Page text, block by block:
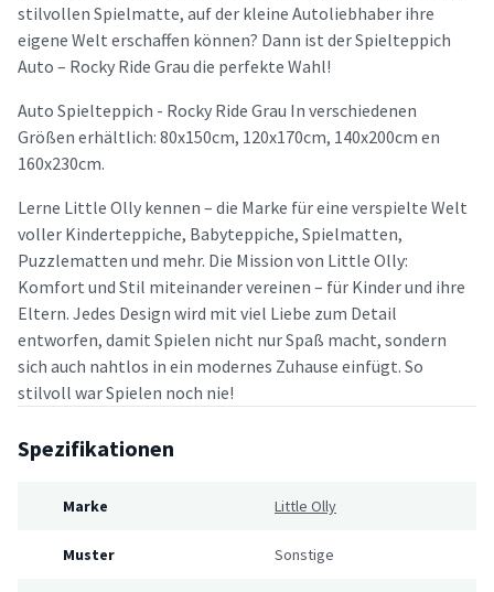
stilvollen Spielmatte, auf der kleine Autoliebhaber ihre
eigene Welt erschaffen können? Dann ist der Spielteppich
Auto – Rocky Ride Grau die perfekte Wahl!
Auto Spielteppich - Rocky Ride Grau In verschiedenen
Größen erhältlich: 80x150cm, 120x170cm, 140x200cm en
160x230cm.
Lerne Little Olly kennen – die Marke für eine verspielte Welt
voller Kinderteppiche, Babyteppiche, Spielmatten,
Puzzlematten und mehr. Die Mission von Little Olly:
Komfort und Stil miteinander vereinen – für Kinder und ihre
Eltern. Jedes Design wird mit viel Liebe zum Detail
entworfen, damit Spielen nicht nur Spaß macht, sondern
sich auch nahtlos in ein modernes Zuhause einfügt. So
stilvoll war Spielen noch nie!
Spezifikationen
Marke Little Olly
Muster Sonstige